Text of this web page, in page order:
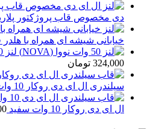
دی مخصوص قاب پروژکتور
خیابانی شیشه ای همراه با
لنز 50 وات نووا (NOVA)
324,000 تومان
سیلندری ال ای دی روکار 10 وات مشکی
ال ای دی روکار 10 وات سفید